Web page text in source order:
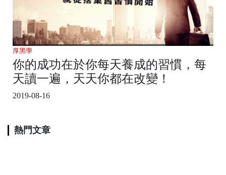
厚黑學
你的成功在於你每天養成的習慣，每
天讀一遍，天天你都在改變！
2019-08-16
熱門文章